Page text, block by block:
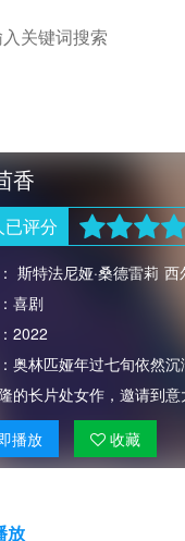
香
已评分
斯特法尼娅·桑德雷莉 西
喜剧
2022
奥林匹娅年过七旬依然
的长片处女作，邀请到
播放 收藏
放